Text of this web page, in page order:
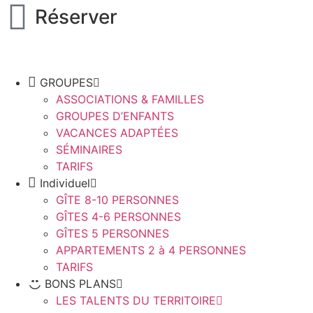
Réserver
GROUPES
ASSOCIATIONS & FAMILLES
GROUPES D’ENFANTS
VACANCES ADAPTÉES
SÉMINAIRES
TARIFS
Individuel
GÎTE 8-10 PERSONNES
GÎTES 4-6 PERSONNES
GÎTES 5 PERSONNES
APPARTEMENTS 2 à 4 PERSONNES
TARIFS
BONS PLANS
LES TALENTS DU TERRITOIRE